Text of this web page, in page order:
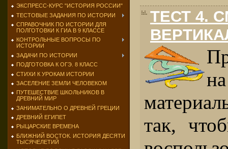
ЭКСПРЕСС-КУРС "ИСТОРИЯ РОССИИ"
ТЕСТОВЫЕ ЗАДАНИЯ ПО ИСТОРИИ
СПРАВОЧНИК ПО ИСТОРИИ ДЛЯ
ПОЛГОТОВКИ К ГИА В 9 КЛАССЕ
КОНТРОЛЬНЫЕ ВОПРОСЫ ПО
ИСТОРИИ
ЗАДАЧИ ПО ИСТОРИИ
ПОДГОТОВКА К ОГЭ. 8 КЛАСС
СТИХИ К УРОКАМ ИСТОРИИ
ЗАСЕЛЕНИЕ ЗЕМЛИ ЧЕЛОВЕКОМ
ПУТЕШЕСТВИЕ ШКОЛЬНИКОВ В
ДРЕВНИЙ МИР
ЗАНИМАТЕЛЬНО О ДРЕВНЕЙ ГРЕЦИИ
ДРЕВНИЙ ЕГИПЕТ
РЫЦАРСКИЕ ВРЕМЕНА
БЛИЖНИЙ ВОСТОК. ИСТОРИЯ ДЕСЯТИ
ТЫСЯЧЕЛЕТИЙ
ТЕСТ 4.
на
так,